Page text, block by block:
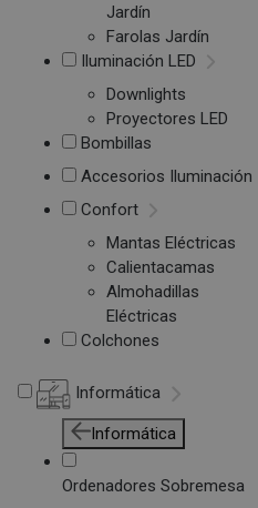
Jardín
Farolas Jardín
Iluminación LED
Downlights
Proyectores LED
Bombillas
Accesorios Iluminación
Confort
Mantas Eléctricas
Calientacamas
Almohadillas
Eléctricas
Colchones
Informática
Informática
Ordenadores Sobremesa